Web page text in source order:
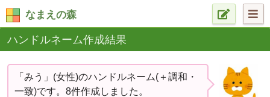
なまえの森
ハンドルネーム作成結果
「みう」(女性)のハンドルネーム(＋調和・
一致)です。8件作成しました。